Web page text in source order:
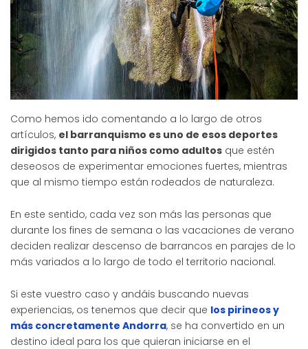
Como hemos ido comentando a lo largo de otros
artículos, el barranquismo es uno de esos deportes
dirigidos tanto para niños como adultos que estén
deseosos de experimentar emociones fuertes, mientras
que al mismo tiempo están rodeados de naturaleza.
En este sentido, cada vez son más las personas que
durante los fines de semana o las vacaciones de verano
deciden realizar descenso de barrancos en parajes de lo
más variados a lo largo de todo el territorio nacional.
Si este vuestro caso y andáis buscando nuevas
experiencias, os tenemos que decir que los pirineos y
más concretamente Andorra, se ha convertido en un
destino ideal para los que quieran iniciarse en el